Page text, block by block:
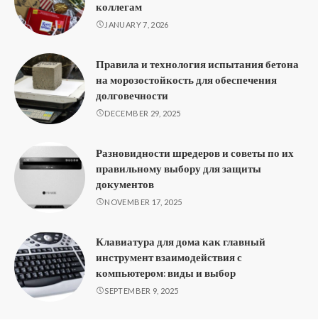
коллегам
JANUARY 7, 2026
Правила и технология испытания бетона
на морозостойкость для обеспечения
долговечности
DECEMBER 29, 2025
Разновидности шредеров и советы по их
правильному выбору для защиты
документов
NOVEMBER 17, 2025
Клавиатура для дома как главный
инструмент взаимодействия с
компьютером: виды и выбор
SEPTEMBER 9, 2025